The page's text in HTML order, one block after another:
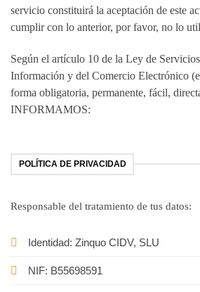
servicio constituirá la aceptación de este
cumplir con lo anterior, por favor, no lo
Según el artículo 10 de la Ley de
Información y del Comercio Electrónico
forma obligatoria, permanente, fácil,
INFORMAMOS:
POLÍTICA DE PRIVACIDAD
Responsable del tratamiento de tus datos:
Identidad: Zinquo CIDV, SLU
NIF: B55698591